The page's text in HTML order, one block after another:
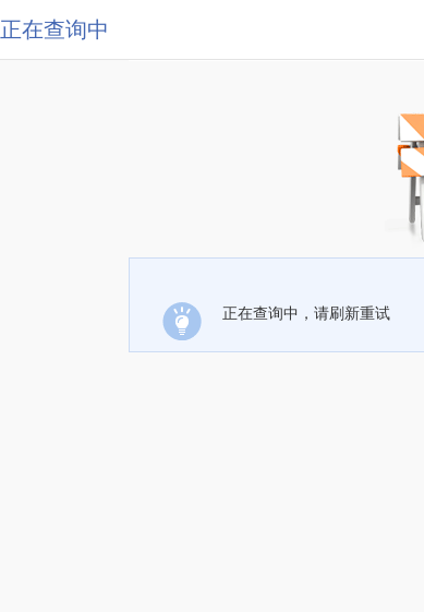
正在查询中
正在查询中，请刷新重试